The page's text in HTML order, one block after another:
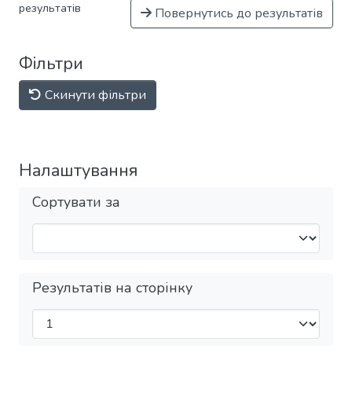
результатів Повернутись до результатів
Фільтри
Скинути фільтри
Налаштування
Сортувати за
Результатів на сторінку